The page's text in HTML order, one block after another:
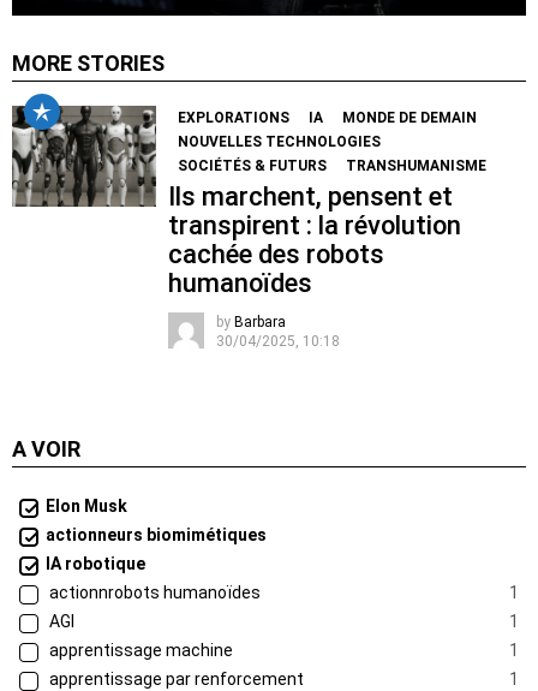
MORE STORIES
EXPLORATIONS IA
MONDE DE DEMAIN
NOUVELLES TECHNOLOGIES
SOCIÉTÉS & FUTURS
TRANSHUMANISME
Ils marchent, pensent et
transpirent : la révolution
cachée des robots
humanoïdes
by Barbara
30/04/2025, 10:18
A VOIR
Elon Musk
actionneurs biomimétiques
IA robotique
actionnrobots humanoïdes
1
AGI
1
apprentissage machine
1
apprentissage par renforcement
1